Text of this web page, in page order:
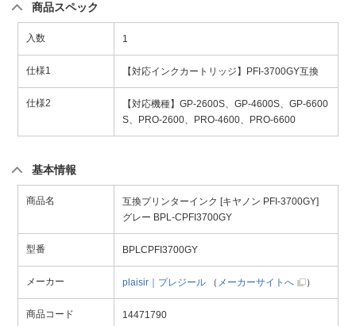
商品スペック
入数 1
仕様1 【対応インクカートリッジ】PFI-3700GY互換
仕様2
【対応機種】GP-2600S、GP-4600S、GP-6600
S、PRO-2600、PRO-4600、PRO-6600
基本情報
商品名
互換プリンターインク [キヤノン PFI-3700GY]
グレー BPL-CPFI3700GY
型番 BPLCPFI3700GY
メーカー plaisir｜プレジール （ メーカーサイトへ ）
商品コード 14471790